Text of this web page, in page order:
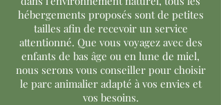
hébergements proposés sont de petites
tailles afin de recevoir un service
attentionné. Que vous voyagez avec des
enfants de bas âge ou en lune de miel,
nous serons vous conseiller pour choisir
le parc animalier adapté à vos envies et
vos besoins.